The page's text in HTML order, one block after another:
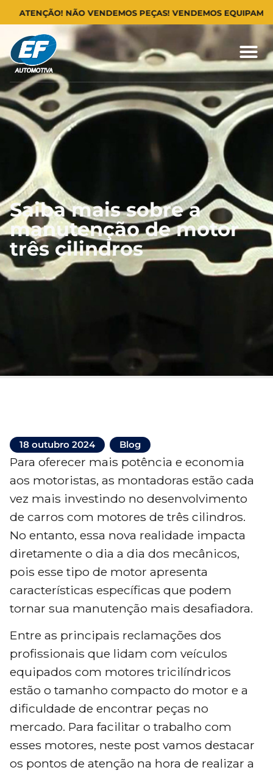
NÃO VENDEMOS PEÇAS! VENDEMOS EQUIPAMENTOS
Saiba mais sobre a
manutenção de motor
três cilindros
18 outubro 2024 Blog
Para oferecer mais potência e economia
aos motoristas, as montadoras estão cada
vez mais investindo no desenvolvimento
de carros com motores de três cilindros.
No entanto, essa nova realidade impacta
diretamente o dia a dia dos mecânicos,
pois esse tipo de motor apresenta
características específicas que podem
tornar sua manutenção mais desafiadora.
Entre as principais reclamações dos
profissionais que lidam com veículos
equipados com motores tricilíndricos
estão o tamanho compacto do motor e a
dificuldade de encontrar peças no
mercado. Para facilitar o trabalho com
esses motores, neste post vamos destacar
os pontos de atenção na hora de realizar a